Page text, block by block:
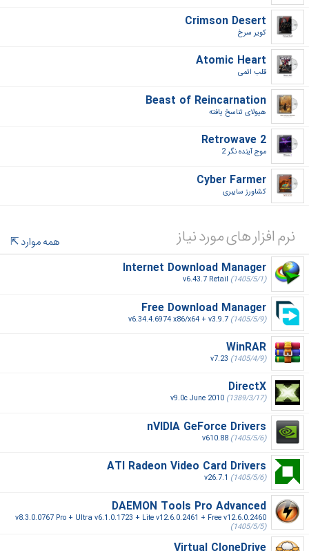
Crimson Desert
کویر سرخ‎
Atomic Heart
قلب اتمی‎
Beast of Reincarnation
هیولای تناسخ یافته‎
Retrowave 2
موج آینده نگر 2‎
Cyber Farmer
کشاورز سایبری‎
نرم افزار های مورد نیاز
همه موارد
Internet Download Manager
v6.43.7 Retail (1405/5/1)
Free Download Manager
v6.34.4.6974 x86/x64 + v3.9.7 (1405/5/9)
WinRAR
v7.23 (1405/4/9)
DirectX
v9.0c June 2010 (1389/3/17)
nVIDIA GeForce Drivers
v610.88 (1405/5/6)
ATI Radeon Video Card Drivers
v26.7.1 (1405/5/6)
DAEMON Tools Pro Advanced
v8.3.0.0767 Pro + Ultra v6.1.0.1723 + Lite v12.6.0.2461 + Free v12.6.0.2460
(1405/5/5)